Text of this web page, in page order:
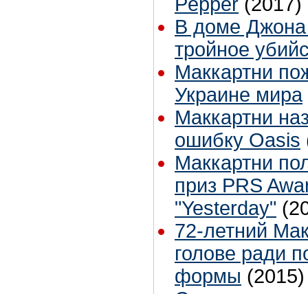
В доме
тройное
Маккартни
Украине мира
Маккартни
ошибку Oasis
Маккартни
приз PRS
"Yesterday"
72-летний
голове ради
формы (2015)